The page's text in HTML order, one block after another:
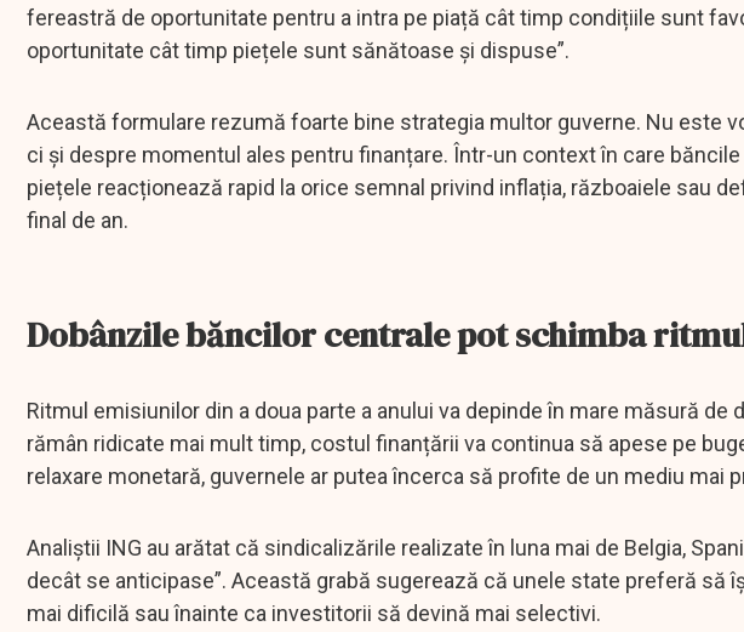
fereastră de oportunitate pentru a intra pe piață cât timp condițiile sunt
oportunitate cât timp piețele sunt sănătoase și dispuse”.
Această formulare rezumă foarte bine strategia multor guverne. Nu este
ci și despre momentul ales pentru finanțare. Într-un context în care
piețele reacționează rapid la orice semnal privind inflația, războaiele sau
final de an.
Dobânzile băncilor centrale pot schimba
Ritmul emisiunilor din a doua parte a anului va depinde în mare măsură
rămân ridicate mai mult timp, costul finanțării va continua să apese pe
relaxare monetară, guvernele ar putea încerca să profite de un mediu mai
Analiștii ING au arătat că sindicalizările realizate în luna mai de Belgia,
decât se anticipase”. Această grabă sugerează că unele state preferă să
mai dificilă sau înainte ca investitorii să devină mai selectivi.